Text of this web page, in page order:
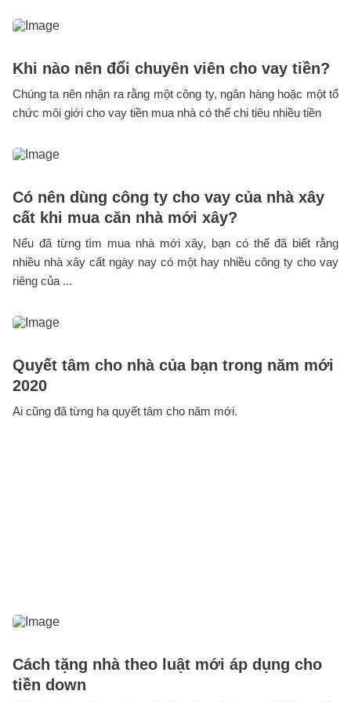
Khi nào nên đổi chuyên viên cho vay tiền?
Chúng ta nên nhận ra rằng một công ty, ngân hàng hoặc một tổ
chức môi giới cho vay tiền mua nhà có thể chi tiêu nhiều tiền
Có nên dùng công ty cho vay của nhà xây
cất khi mua căn nhà mới xây?
Nếu đã từng tìm mua nhà mới xây, bạn có thể đã biết rằng
nhiều nhà xây cất ngày nay có một hay nhiều công ty cho vay
riêng của ...
Quyết tâm cho nhà của bạn trong năm mới
2020
Ai cũng đã từng hạ quyết tâm cho năm mới.
Cách tặng nhà theo luật mới áp dụng cho
tiền down